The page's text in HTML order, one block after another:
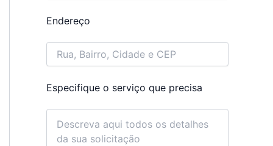
Endereço
Especifique o serviço que precisa